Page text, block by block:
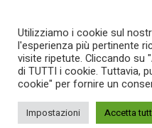
Copyright © 2025 by Newsteca
P.Iva 13171520151
Utilizziamo i cookie sul
l'esperienza più pertinente
visite ripetute. Cliccando
di TUTTI i cookie. Tuttavia,
cookie" per fornire un
Impostazioni Accetta